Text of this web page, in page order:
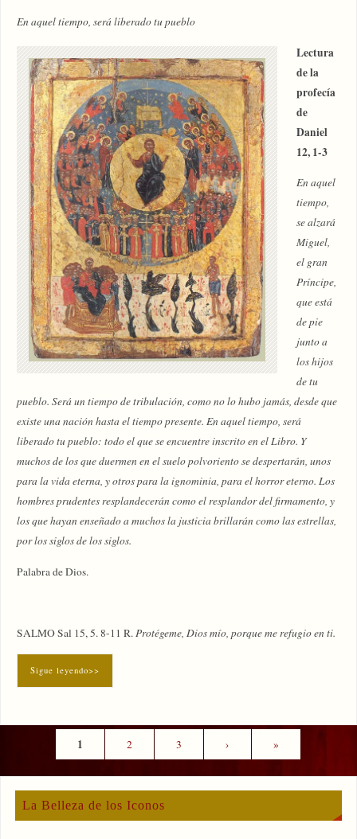
En aquel tiempo, será liberado tu pueblo
Lectura
de la
profecía
de
Daniel
12, 1-3
En aquel
tiempo,
se alzará
Miguel,
el gran
Príncipe,
que está
de pie
junto a
los hijos
de tu
pueblo. Será un tiempo de tribulación, como no lo hubo jamás, desde que
existe una nación hasta el tiempo presente. En aquel tiempo, será
liberado tu pueblo: todo el que se encuentre inscrito en el Libro. Y
muchos de los que duermen en el suelo polvoriento se despertarán, unos
para la vida eterna, y otros para la ignominia, para el horror eterno. Los
hombres prudentes resplandecerán como el resplandor del firmamento, y
los que hayan enseñado a muchos la justicia brillarán como las estrellas,
por los siglos de los siglos.
Palabra de Dios.
SALMO Sal 15, 5. 8-11 R.Protégeme, Dios mío, porque me refugio en ti.
Sigue leyendo>>
1 2 3 › »
La Belleza de los Iconos